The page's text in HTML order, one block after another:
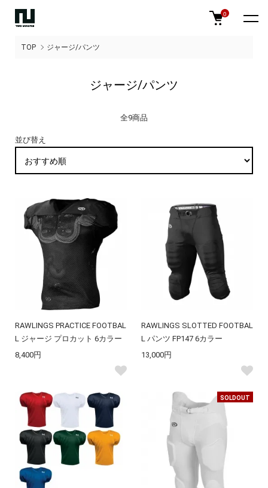
0
TOP ジャージ/パンツ
ジャージ/パンツ
全9商品
並び替え
RAWLINGS PRACTICE FOOTBAL
L ジャージ プロカット 6カラー
8,400円
RAWLINGS SLOTTED FOOTBAL
L パンツ FP147 6カラー
13,000円
SOLDOUT